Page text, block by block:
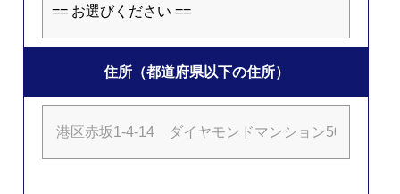
住所（都道府県以下の住所）